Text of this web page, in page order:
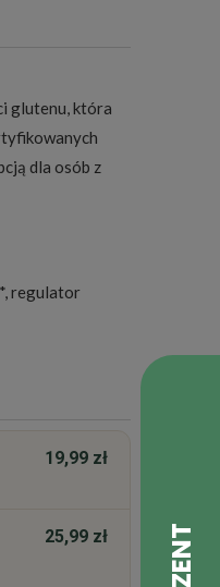
glutenu, która
dla osób z
regulator
19,99 zł
25,99 zł